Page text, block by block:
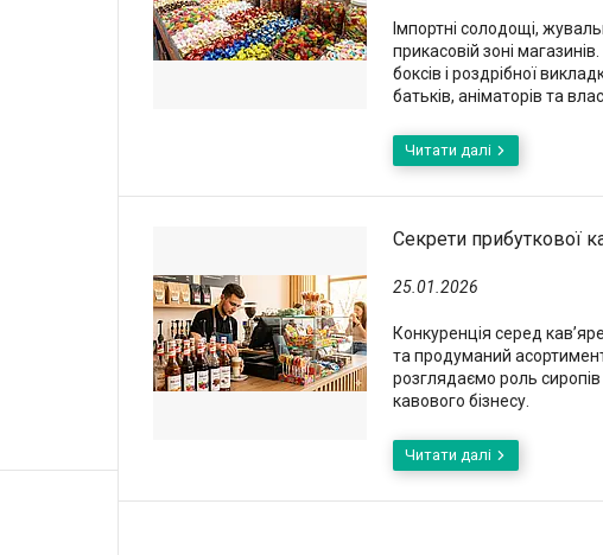
Імпортні солодощі,
прикасовій зоні
боксів і роздрібної
батьків, аніматорів та
Секрети прибуткової
25.01.2026
Конкуренція серед
та продуманий
розглядаємо роль
кавового бізнесу.